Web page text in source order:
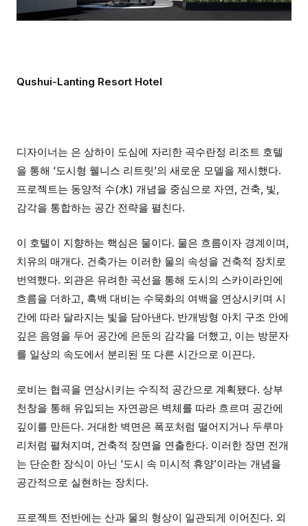
Qushui-Lanting Resort Hotel
디자이너는 은 상하이 도심에 자리한 곡수란정 리조트 호텔
을 통해 ‘도시형 웰니스 리트릿’의 새로운 모델을 제시했다.
프로젝트는 동양적 수(水) 개념을 중심으로 자연, 건축, 빛,
감각을 통합하는 공간 전략을 펼친다.
이 호텔이 지향하는 핵심은 물이다. 물은 흐름이자 경계이며,
치유의 매개다. 건축가는 이러한 물의 속성을 건축적 장치로
번역했다. 외관은 유려한 곡선을 통해 도시의 스카이라인에
흐름을 더하고, 흑백 대비는 수묵화의 여백을 연상시키며 시
간에 따라 달라지는 빛을 담아낸다. 반개방형 아치 구조 안에
깊은 음영을 두어 공간에 은둔의 감각을 더했고, 이는 방문자
를 일상의 속도에서 분리된 또 다른 시간으로 이끈다.
로비는 협곡을 연상시키는 수직적 공간으로 계획됐다. 상부
천창을 통해 유입되는 자연광은 벽체를 따라 흐르며 공간에
깊이를 만든다. 거대한 벽면은 폭포처럼 떨어지거나 두루마
리처럼 펼쳐지며, 건축적 장면을 연출한다. 이러한 장면 전개
는 단순한 장식이 아닌 ‘도시 속 미시적 휴양’이라는 개념을
공간적으로 실현하는 장치다.
프로젝트 전반에는 산과 물의 형상이 일관되게 이어진다. 외